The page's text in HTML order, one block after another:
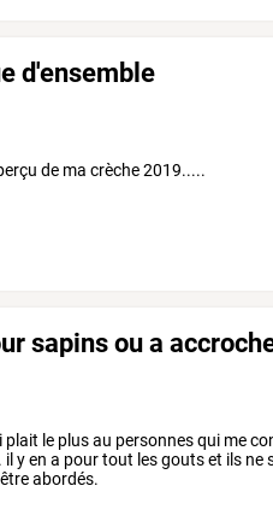
d'ensemble
de ma crèche 2019.....
sapins ou a
plait le plus au personnes qui me
y en a pour tout les gouts et ils
abordés.